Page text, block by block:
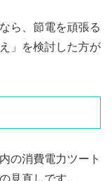
ら、節電を頑張る
」を検討した方が
の消費電力ツート
見直しです。